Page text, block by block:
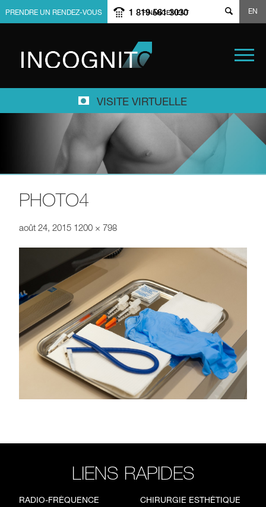
FINANCEMENT
PRENDRE UN RENDEZ-VOUS 1 819 561 3030 EN
VISITE VIRTUELLE
PHOTO4
août 24, 2015 1200 × 798
LIENS RAPIDES
RADIO-FRÉQUENCE
CHIRURGIE ESTHÉTIQUE